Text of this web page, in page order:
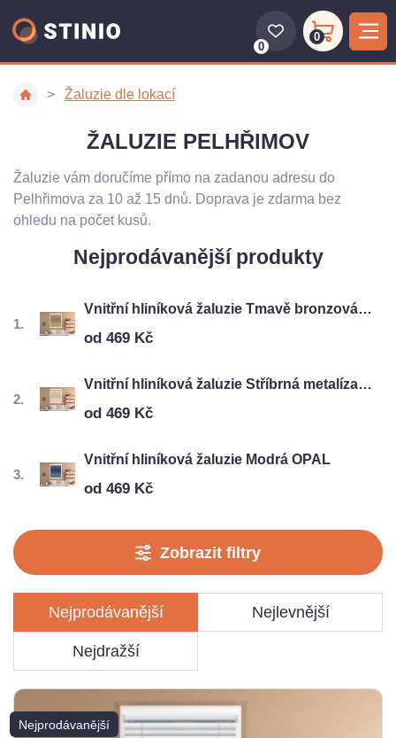
0
0
Žaluzie dle lokací
ŽALUZIE PELHŘIMOV
Žaluzie vám doručíme přímo na zadanou adresu do
Pelhřimova za 10 až 15 dnů. Doprava je zdarma bez
ohledu na počet kusů.
Nejprodávanější produkty
Vnitřní hliníková žaluzie Tmavě bronzová BRILANT
od 469 Kč
Vnitřní hliníková žaluzie Stříbrná metalíza OPAL
od 469 Kč
Vnitřní hliníková žaluzie Modrá OPAL
od 469 Kč
Nejprodávanější Nejlevnější
Nejdražší
Zobrazit filtry
Nejprodávanější